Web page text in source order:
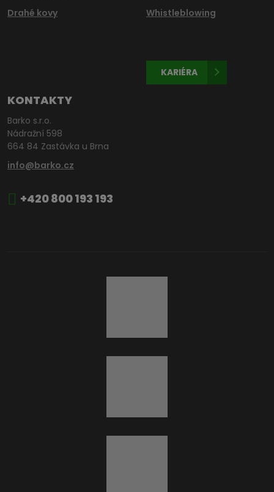
Drahé kovy
Whistleblowing
KARIÉRA
KONTAKTY
Barko s.r.o.
Nádražní 598
664 84 Zastávka u Brna
info@barko.cz
+420 800 193 193